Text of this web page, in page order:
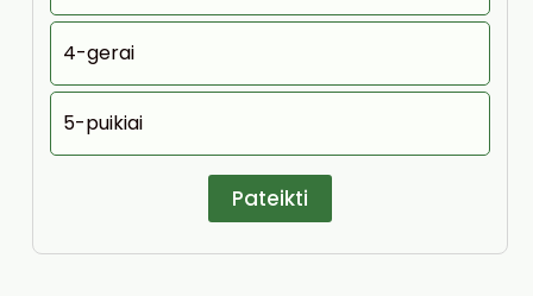
4-gerai
5-puikiai